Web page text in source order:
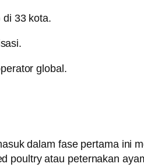
di 33 kota.
global.
dalam fase pertama ini
poultry atau peternakan